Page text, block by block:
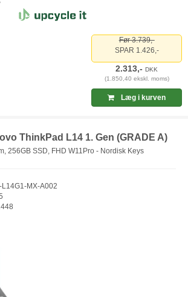
Før 3.739,-
SPAR 1.426,-
2.313,-DKK
(1.850,40 ekskl. moms)
Læg i kurven
ThinkPad L14 1. Gen (GRADE A)
256GB SSD, FHD W11Pro - Nordisk Keys
MX-A002